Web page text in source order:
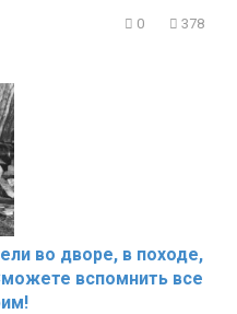
0 378
во дворе, в походе,
вспомнить все